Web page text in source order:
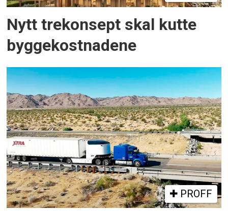
Nytt trekonsept skal kutte
byggekostnadene
PROFF